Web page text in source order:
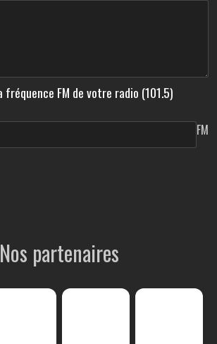
FM de votre radio (101.5)
FM
Nos partenaires